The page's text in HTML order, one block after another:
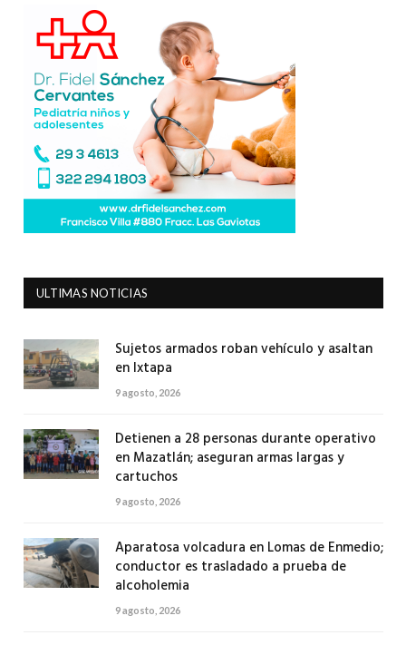
ULTIMAS NOTICIAS
Sujetos armados roban vehículo y asaltan
en Ixtapa
9 agosto, 2026
Detienen a 28 personas durante operativo
en Mazatlán; aseguran armas largas y
cartuchos
9 agosto, 2026
Aparatosa volcadura en Lomas de Enmedio;
conductor es trasladado a prueba de
alcoholemia
9 agosto, 2026